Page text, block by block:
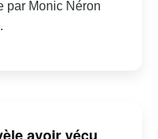
par Monic Néron